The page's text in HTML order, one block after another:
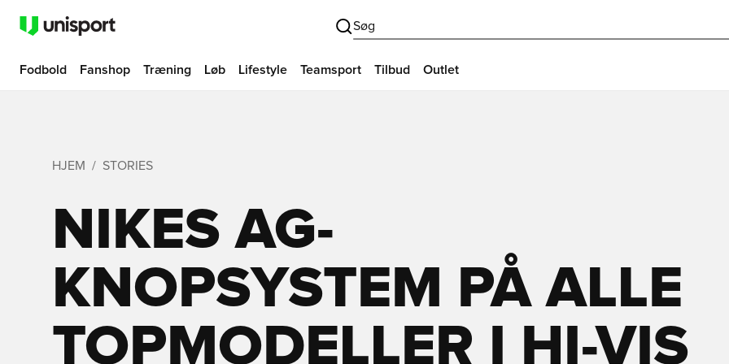
Søg
Fodbold Fanshop Træning Løb Lifestyle Teamsport Tilbud Outlet
HJEM STORIES
NIKES AG-
KNOPSYSTEM PÅ ALLE
TOPMODELLER I HI-VIS